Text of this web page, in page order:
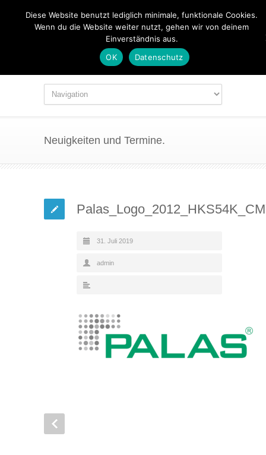
Neuigkeiten und Termine.
31. Juli 2019
admin
Diese Website benutzt lediglich minimale, funktionale Cookies.
Wenn du die Website weiter nutzt, gehen wir von deinem
Einverständnis aus.
OK
Datenschutz